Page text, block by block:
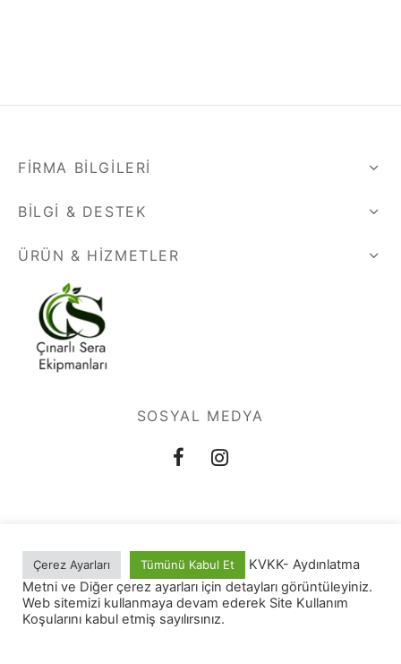
Filtreler
FIRMA BILGILERI
BILGI & DESTEK
ÜRÜN & HIZMETLER
SOSYAL MEDYA
Site Kullanım Koşulları
Çerez Ayarları Tümünü Kabul Et
KVKK- Aydınlatma
Metni ve Diğer çerez ayarları için detayları görüntüleyiniz.
Web sitemizi kullanmaya devam ederek Site Kullanım
Koşularını kabul etmiş sayılırsınız.